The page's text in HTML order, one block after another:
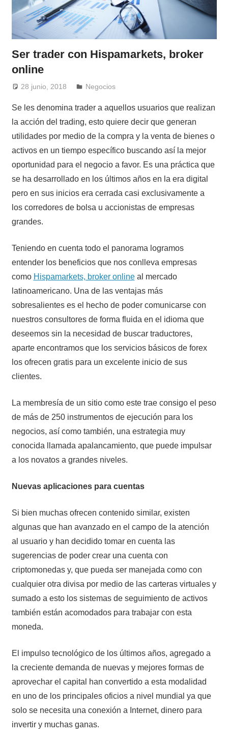
Ser trader con Hispamarkets, broker
online
28 junio, 2018 admin
Negocios
Se les denomina trader a aquellos usuarios que realizan
la acción del trading, esto quiere decir que generan
utilidades por medio de la compra y la venta de bienes o
activos en un tiempo específico buscando así la mejor
oportunidad para el negocio a favor. Es una práctica que
se ha desarrollado en los últimos años en la era digital
pero en sus inicios era cerrada casi exclusivamente a
los corredores de bolsa u accionistas de empresas
grandes.
Teniendo en cuenta todo el panorama logramos
entender los beneficios que nos conlleva empresas
como Hispamarkets, broker onlineal mercado
latinoamericano. Una de las ventajas más
sobresalientes es el hecho de poder comunicarse con
nuestros consultores de forma fluida en el idioma que
deseemos sin la necesidad de buscar traductores,
aparte encontramos que los servicios básicos de forex
los ofrecen gratis para un excelente inicio de sus
clientes.
La membresía de un sitio como este trae consigo el peso
de más de 250 instrumentos de ejecución para los
negocios, así como también, una estrategia muy
conocida llamada apalancamiento, que puede impulsar
a los novatos a grandes niveles.
Nuevas aplicaciones para cuentas
Si bien muchas ofrecen contenido similar, existen
algunas que han avanzado en el campo de la atención
al usuario y han decidido tomar en cuenta las
sugerencias de poder crear una cuenta con
criptomonedas y, que pueda ser manejada como con
cualquier otra divisa por medio de las carteras virtuales y
sumado a esto los sistemas de seguimiento de activos
también están acomodados para trabajar con esta
moneda.
El impulso tecnológico de los últimos años, agregado a
la creciente demanda de nuevas y mejores formas de
aprovechar el capital han convertido a esta modalidad
en uno de los principales oficios a nivel mundial ya que
solo se necesita una conexión a Internet, dinero para
invertir y muchas ganas.